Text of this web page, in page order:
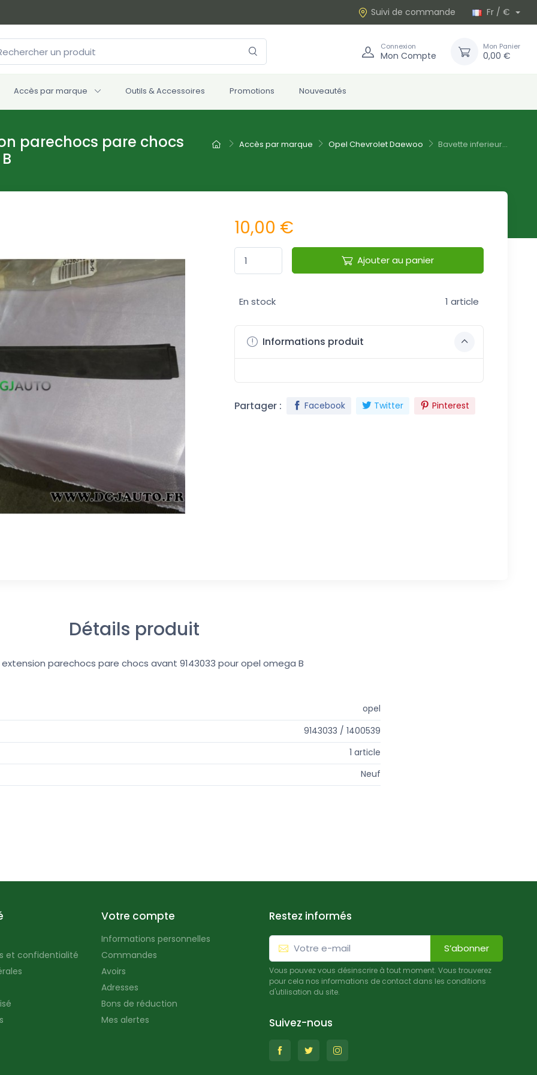
Suivi de commande Fr / €
Connexion
Mon Compte
Mon Panier
0,00 €
Accès par marque Outils & Accessoires Promotions Nouveautés
Accès par marque Opel Chevrolet Daewoo Bavette inferieur...
parechocs pare chocs
10,00 €
Ajouter au panier
En stock 1 article
Informations produit
Partager : Facebook Twitter Pinterest
Détails produit
parechocs pare chocs avant 9143033 pour opel omega B
opel
9143033 / 1400539
1 article
Neuf
et confidentialité
Votre compte
Informations personnelles
Commandes
Avoirs
Adresses
Bons de réduction
Mes alertes
Restez informés
S’abonner
Vous pouvez vous désinscrire à tout moment. Vous trouverez
pour cela nos informations de contact dans les conditions
d'utilisation du site.
Suivez-nous